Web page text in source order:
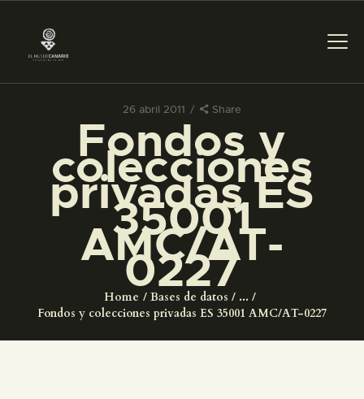
26 abril 2011 Share
Fondos y
colecciones
privadas ES
35001
AMC/AT-
0227
Home Bases de datos
...
Fondos y colecciones privadas ES 35001 AMC/AT-0227
PREPARAR LA VISITA
ACTIVIDADES
EL MUSEO